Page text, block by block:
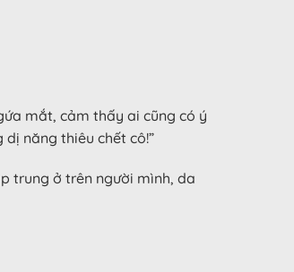
mắt, cảm thấy ai cũng có ý
năng thiêu chết cô!”
trung ở trên người mình, da